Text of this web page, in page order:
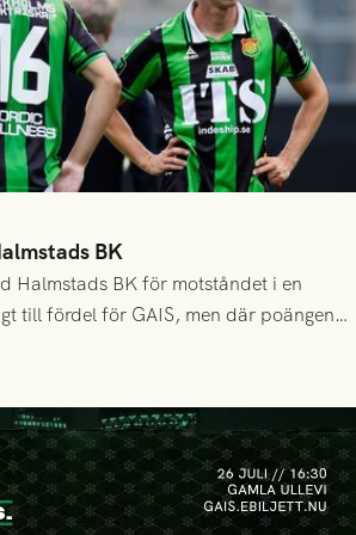
BK
Halmstads BK för motståndet i en
till fördel för GAIS, men där poängen
på tilläggstid.